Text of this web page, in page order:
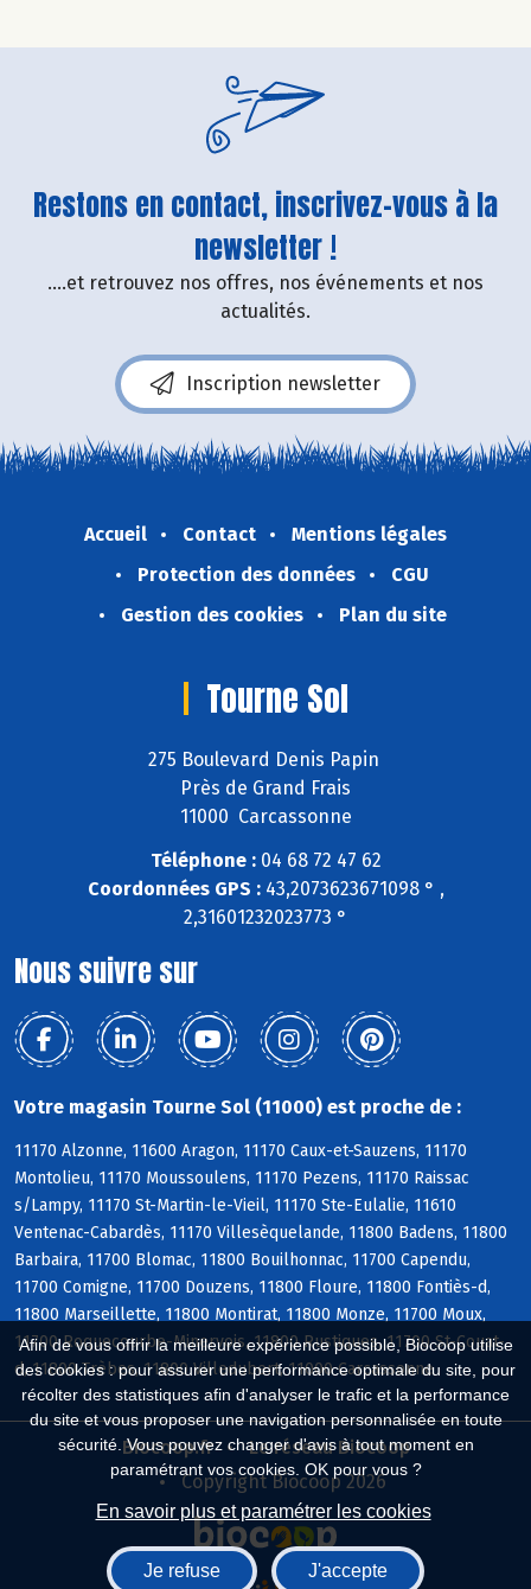
Afin de vous offrir la meilleure expérience possible, Biocoop utilise
des cookies : pour assurer une performance optimale du site, pour
récolter des statistiques afin d'analyser le trafic et la performance
du site et vous proposer une navigation personnalisée en toute
sécurité. Vous pouvez changer d'avis à tout moment en
paramétrant vos cookies. OK pour vous ?
En savoir plus et paramétrer les cookies
Je refuse J'accepte
Restons en contact, inscrivez-vous à la
newsletter !
....et retrouvez nos offres, nos événements et nos
actualités.
Inscription newsletter
Accueil Contact
Mentions légales
Protection des données
CGU
Gestion des cookies
Plan du site
Tourne Sol
275 Boulevard Denis Papin
Près de Grand Frais
11000 Carcassonne
Téléphone :04 68 72 47 62
Coordonnées GPS :43,2073623671098 ° ,
2,31601232023773 °
Nous suivre sur
Votre magasin Tourne Sol (11000) est proche de :
11170 Alzonne, 11600 Aragon, 11170 Caux-et-Sauzens, 11170
Montolieu, 11170 Moussoulens, 11170 Pezens, 11170 Raissac
s/Lampy, 11170 St-Martin-le-Vieil, 11170 Ste-Eulalie, 11610
Ventenac-Cabardès, 11170 Villesèquelande, 11800 Badens, 11800
Barbaira, 11700 Blomac, 11800 Bouilhonnac, 11700 Capendu,
11700 Comigne, 11700 Douzens, 11800 Floure, 11800 Fontiès-d,
11800 Marseillette, 11800 Montirat, 11800 Monze, 11700 Moux,
11700 Roquecourbe-Minervois, 11800 Rustiques, 11700 St-Couat-
d, 11800 Trèbes, 11800 Villedubert, 11000 Carcassonne
Biocoop.fr
Le réseau Biocoop
Copyright Biocoop 2026